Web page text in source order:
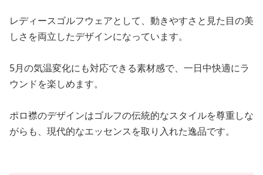
レディースゴルフウェアとして、動きやすさと見た目の美
しさを両立したデザインになっています。
5月の気温変化にも対応できる素材感で、一日中快適にラ
ウンドを楽しめます。
ポロ襟のデザインはゴルフの伝統的なスタイルを尊重しな
がらも、現代的なエッセンスを取り入れた逸品です。